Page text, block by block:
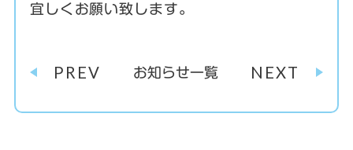
宜しくお願い致します。
PREV お知らせ一覧 NEXT